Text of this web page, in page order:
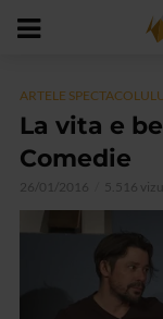
ARTELE
La vita e
Comedie
26/01/2016 5.516